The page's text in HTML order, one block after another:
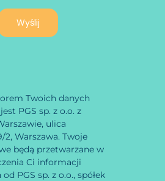
Wyślij
Twoich danych
PGS sp. z o.o. z
ulica
2, Warszawa. Twoje
będą przetwarzane w
Ci informacji
PGS sp. z o.o., spółek